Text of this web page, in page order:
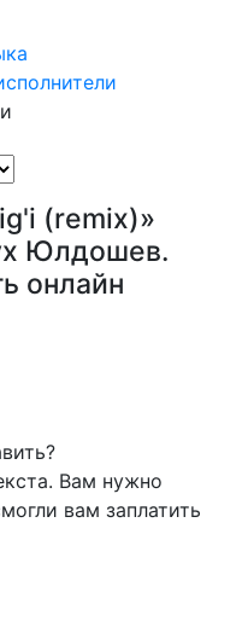
(remix)»
Юлдошев.
онлайн
Вам нужно
вам заплатить